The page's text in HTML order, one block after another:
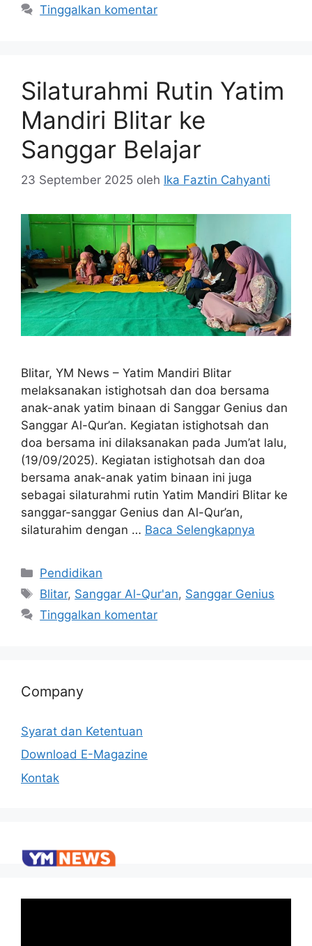
Tinggalkan komentar
Silaturahmi Rutin Yatim
Mandiri Blitar ke
Sanggar Belajar
23 September 2025 oleh Ika Faztin Cahyanti
Blitar, YM News – Yatim Mandiri Blitar
melaksanakan istighotsah dan doa bersama
anak-anak yatim binaan di Sanggar Genius dan
Sanggar Al-Qur’an. Kegiatan istighotsah dan
doa bersama ini dilaksanakan pada Jum’at lalu,
(19/09/2025). Kegiatan istighotsah dan doa
bersama anak-anak yatim binaan ini juga
sebagai silaturahmi rutin Yatim Mandiri Blitar ke
sanggar-sanggar Genius dan Al-Qur’an,
silaturahim dengan … Baca Selengkapnya
Pendidikan
Blitar, Sanggar Al-Qur'an, Sanggar Genius
Tinggalkan komentar
Company
Syarat dan Ketentuan
Download E-Magazine
Kontak